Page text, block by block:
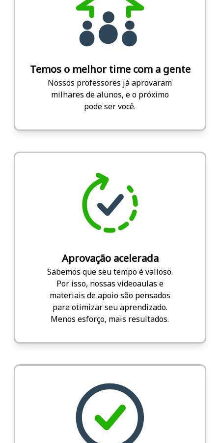
Temos o melhor time com a gente
Nossos professores já aprovaram
milhares de alunos, e o próximo
pode ser você.
Aprovação acelerada
Sabemos que seu tempo é valioso.
Por isso, nossas videoaulas e
materiais de apoio são pensados
para otimizar seu aprendizado.
Menos esforço, mais resultados.